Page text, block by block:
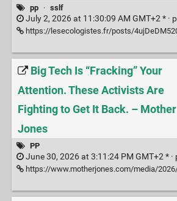
pp · sslf
July 2, 2026 at 11:30:09 AM GMT+2 * ·
https://lesecologistes.fr/posts/4ujDeDM520IRohUjVuLlG1/
Big Tech Is “Fracking” Your
Attention. These Activists Are
Fighting to Get It Back. – Mother
Jones
PP
June 30, 2026 at 3:11:24 PM GMT+2 * ·
https://www.motherjones.com/media/2026/06/